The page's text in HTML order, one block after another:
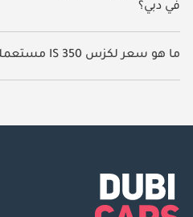
في دبي؟
6 سيارة لكزس IS 350 مستعملة متوفرة للبيع في دبي.
ما هو سعر لكزس IS 350 مستعملة في دبي؟
يبدأ سعر سيارة لكزس IS 350 مستعملة في دبي